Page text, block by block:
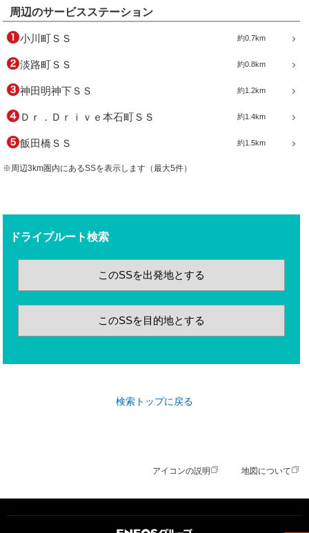
周辺のサービスステーション
約0.7km
小川町ＳＳ
約0.8km
淡路町ＳＳ
約1.2km
神田明神下ＳＳ
約1.4km
Ｄｒ．Ｄｒｉｖｅ本石町ＳＳ
約1.5km
飯田橋ＳＳ
※周辺3km圏内にあるSSを表示します（最大5件）
ドライブルート検索
このSSを出発地とする
このSSを目的地とする
検索トップに戻る
アイコンの説明 地図について